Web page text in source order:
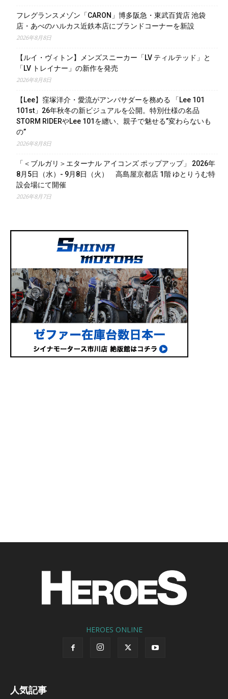
フレグランスメゾン「CARON」博多阪急・東武百貨店 池袋
店・あべのハルカス近鉄本店にブランドコーナーを新設
2026年8月8日
【ルイ・ヴィトン】メンズスニーカー「LV ティルテッド」と
「LV トレイナー」の新作を発売
2026年8月8日
【Lee】窪塚洋介・愛流がアンバサダーを務める 「Lee 101
101st」26年秋冬の新ビジュアルを公開。特別仕様の名品
STORM RIDERやLee 101を纏い、親子で魅せる”変わらないも
の”
2026年8月8日
「＜ブルガリ＞エターナル アイコンズ ポップアップ」 2026年
8月5日（水）- 9月8日（火） 高島屋京都店 1階 ゆとりうむ特
設会場にて開催
2026年8月7日
HEROES ONLINE
人気記事